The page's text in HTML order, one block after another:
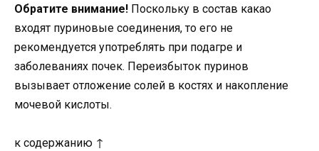
Обратите внимание! Поскольку в состав какао
входят пуриновые соединения, то его не
рекомендуется употреблять при подагре и
заболеваниях почек. Переизбыток пуринов
вызывает отложение солей в костях и накопление
мочевой кислоты.
к содержанию ↑